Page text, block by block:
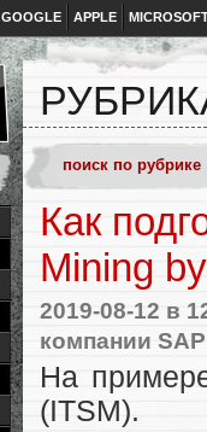
GOOGLE APPLE
Как
Mining
2019-08-12 в
компании SAP
На
(ITSM).